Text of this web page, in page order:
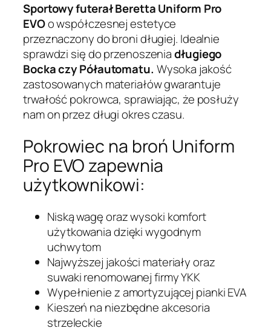
Sportowy futerał Beretta Uniform Pro
EVOo współczesnej estetyce
przeznaczony do broni długiej. Idealnie
sprawdzi się do przenoszeniadługiego
Bocka czy Półautomatu. Wysoka jakość
zastosowanych materiałów gwarantuje
trwałość pokrowca, sprawiając, że posłuży
nam on przez długi okres czasu.
Pokrowiec na broń Uniform
Pro EVO zapewnia
użytkownikowi:
Niską wagę oraz wysoki komfort
użytkowania dzięki wygodnym
uchwytom
Najwyższej jakości materiały oraz
suwaki renomowanej firmy YKK
Wypełnienie z amortyzującej pianki EVA
Kieszeń na niezbędne akcesoria
strzeleckie